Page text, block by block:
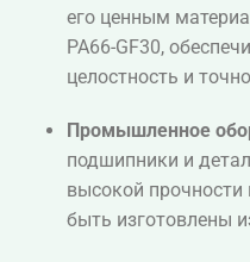
его ценным
PA66-GF30,
целостность и
Промышленное
подшипники и
высокой прочности
быть изготовлены